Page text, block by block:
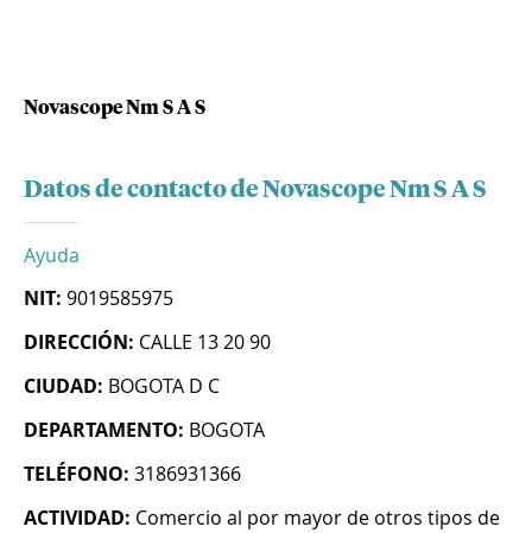
Novascope Nm S A S
Datos de contacto de Novascope Nm S A S
Ayuda
NIT: 9019585975
DIRECCIÓN: CALLE 13 20 90
CIUDAD: BOGOTA D C
DEPARTAMENTO: BOGOTA
TELÉFONO: 3186931366
ACTIVIDAD: Comercio al por mayor de otros tipos de